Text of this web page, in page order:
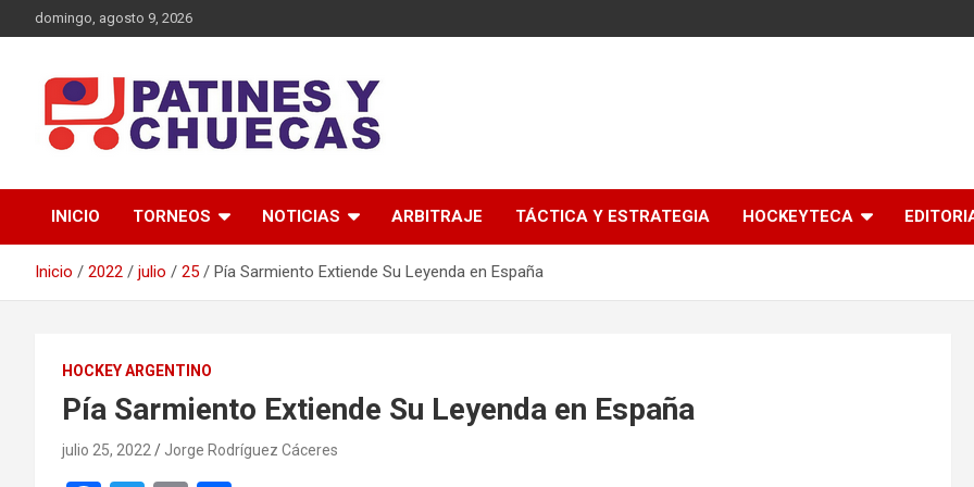
al
domingo, agosto 9, 2026
Patines y Chuecas
INICIO TORNEOS NOTICIAS ARBITRAJE TÁCTICA Y ESTRATEGIA HOCKEYTECA
Inicio 2022 julio 25 Pía Sarmiento Extiende Su Leyenda en España
HOCKEY ARGENTINO
Pía Sarmiento Extiende Su Leyenda en España
julio 25, 2022 Jorge Rodríguez Cáceres